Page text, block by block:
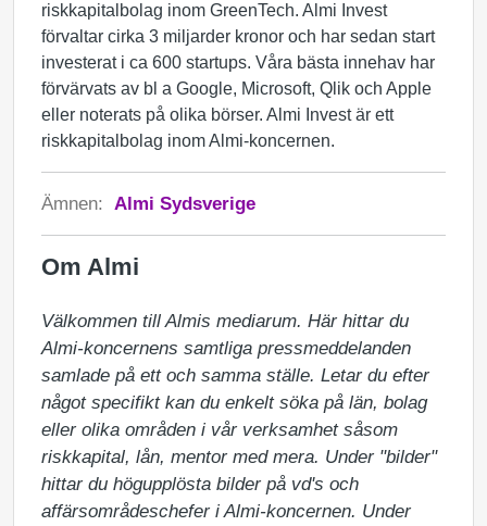
riskkapitalbolag inom GreenTech. Almi Invest
förvaltar cirka 3 miljarder kronor och har sedan start
investerat i ca 600 startups. Våra bästa innehav har
förvärvats av bl a Google, Microsoft, Qlik och Apple
eller noterats på olika börser. Almi Invest är ett
riskkapitalbolag inom Almi-koncernen.
Ämnen: Almi Sydsverige
Om Almi
Välkommen till Almis mediarum. Här hittar du
Almi-koncernens samtliga pressmeddelanden
samlade på ett och samma ställe. Letar du efter
något specifikt kan du enkelt söka på län, bolag
eller olika områden i vår verksamhet såsom
riskkapital, lån, mentor med mera. Under "bilder"
hittar du högupplösta bilder på vd's och
affärsområdeschefer i Almi-koncernen. Under